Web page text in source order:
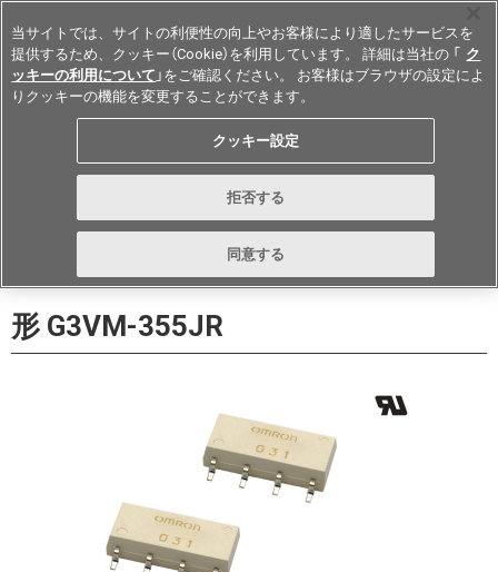
Japan
お問い合わせ
形 G3VM-355JR
当サイトでは、サイトの利便性の向上やお客様により適したサービスを
提供するため、クッキー（Cookie）を利用しています。 詳細は当社の 「 ク
ッキーの利用について 」をご確認ください。 お客様はブラウザの設定によ
りクッキーの機能を変更することができます。
クッキー設定
拒否する
同意する